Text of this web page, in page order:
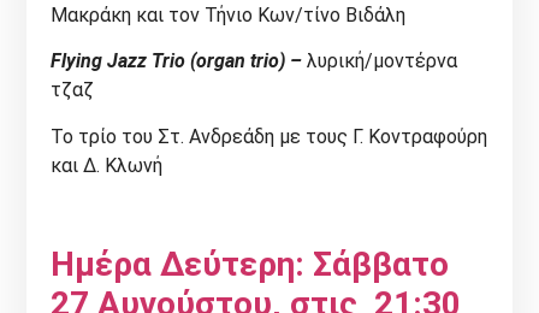
Μακράκη και τον Τήνιο Κων/τίνο Βιδάλη
Flying Jazz Trio (organ trio) –λυρική/μοντέρνα
τζαζ
Το τρίο του Στ. Ανδρεάδη με τους Γ. Κοντραφούρη
και Δ. Κλωνή
Ημέρα Δεύτερη: Σάββατο
27 Αυγούστου, στις 21:30